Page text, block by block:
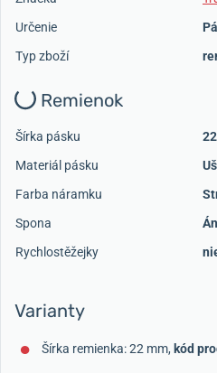
Určenie
Typ zboží
Remienok
Šírka pásku
Materiál pásku
Farba náramku
Spona
Rychlostěžejky
Varianty
Šírka remienka: 22 mm, kód